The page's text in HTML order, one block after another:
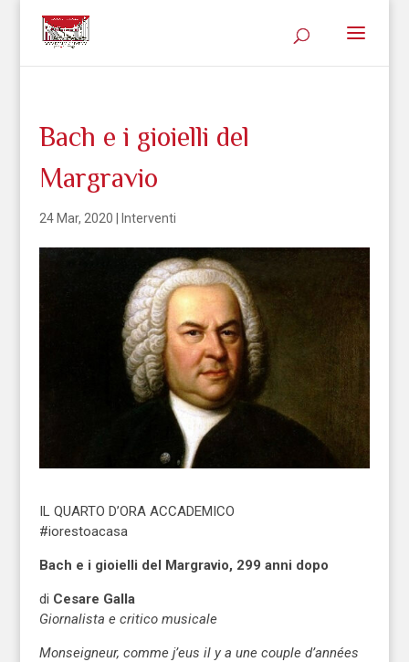
Bach e i gioielli del
Margravio
24 Mar, 2020 Interventi
IL QUARTO D’ORA ACCADEMICO
#iorestoacasa
Bach e i gioielli del Margravio, 299 anni dopo
di Cesare Galla
Giornalista e critico musicale
Monseigneur, comme j’eus il y a une couple d’années